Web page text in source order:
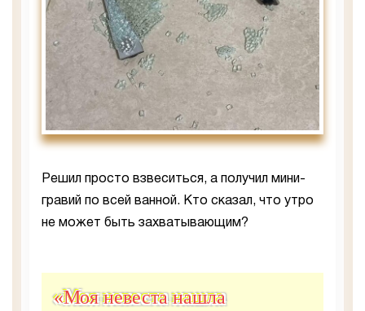
Решил просто взвеситься, а получил мини-
гравий по всей ванной. Кто сказал, что утро
не может быть захватывающим?
«Моя невеста нашла